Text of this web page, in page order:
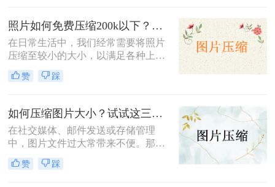
将详细介绍几种实现这一目标的方
法。
照片如何免费压缩200k以下？快来学习这3种压缩方法！
在日常生活中，我们经常需要将照片
压缩至较小的大小，以满足各种上
传、分享或存储的需求。那么照片如
何免费压缩200k以下呢？本文将介绍
法。
赞 踩
如何压缩图片大小？试试这三种简单有效的压缩方法！
在社交媒体、邮件发送或存储管理
中，图片文件过大常带来不便。那么
如何压缩图片大小呢？本文整理了三
种简单有效的压缩方法，助您快速压
赞 踩